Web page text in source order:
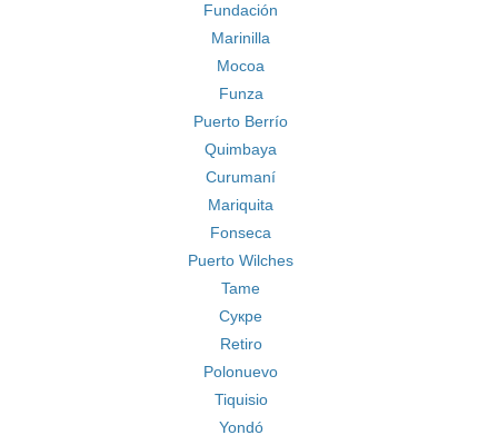
Fundación
Marinilla
Mocoa
Funza
Puerto Berrío
Quimbaya
Curumaní
Mariquita
Fonseca
Puerto Wilches
Tame
Сукре
Retiro
Polonuevo
Tiquisio
Yondó